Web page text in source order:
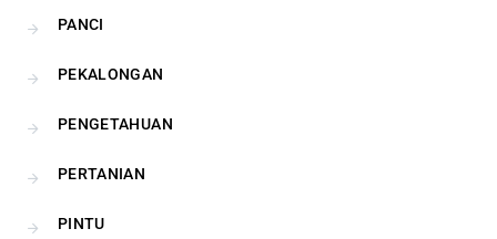
PANCI
PEKALONGAN
PENGETAHUAN
PERTANIAN
PINTU